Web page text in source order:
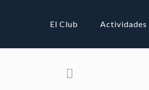
El Club Actividades